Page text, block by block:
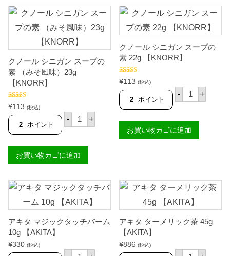
】
個
C
K
S
】
個
の
素
ガ
ビ
（
タ
イ
モ
4
【
N
O
R
個
ス
ー
プ
の
（
）
1
【
K
N
クノール シニガン スープの
素 （みそ風味）23g
【KNORR】
5段階中
4.00の評
価
¥113 (税込)
2 ポイント
- ク
ノ
シ
ニ
ガ
ス
ー
プ
の
（
味
+
お買い物カゴに追加
クノール シニガン スープの
素 22g 【KNORR】
5段階中5.00
の評価
¥113 (税込)
2 ポイント
- ク
ノ
シ
ニ
ガ
の
素
2
g
【
+
お買い物カゴに追加
アキタ マジックタッチバーム
10g 【AKITA】
¥330 (税込)
ア
アキタ ターメリック茶 45g
【AKITA】
¥886 (税込)
ア